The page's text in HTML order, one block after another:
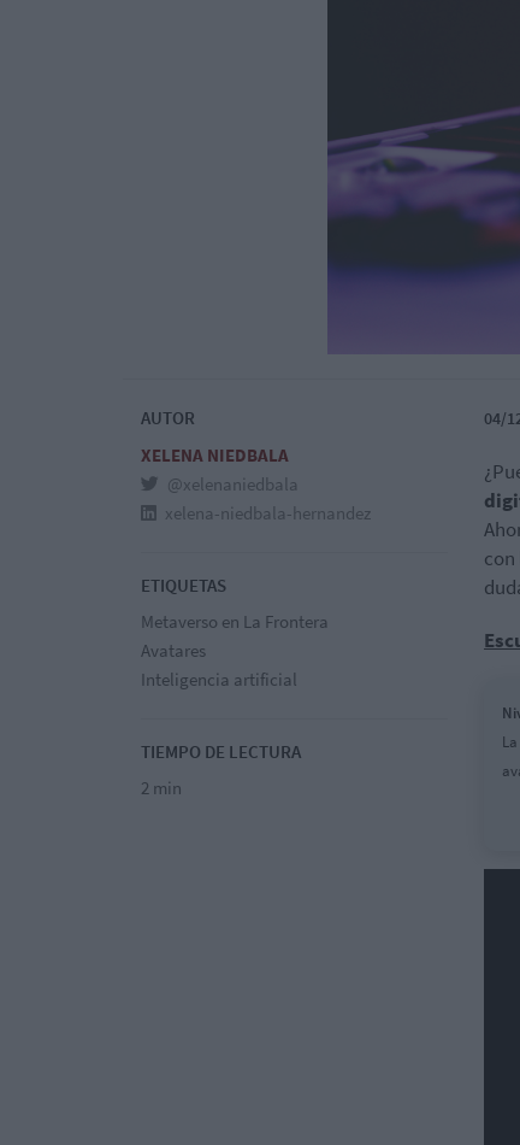
AUTOR
XELENA NIEDBALA
@xelenaniedbala
xelena-niedbala-hernandez
ETIQUETAS
Metaverso en La Frontera
Avatares
Inteligencia artificial
TIEMPO DE LECTURA
2 min
04/
con